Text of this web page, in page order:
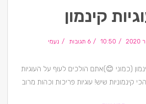
קינמון
10:50 6 תגובות נעמי
(כמוני 😊)אתם הולכים לעוף על העוגיות
קינמוניות שיש! עוגיות פריכות וכהות מרוב